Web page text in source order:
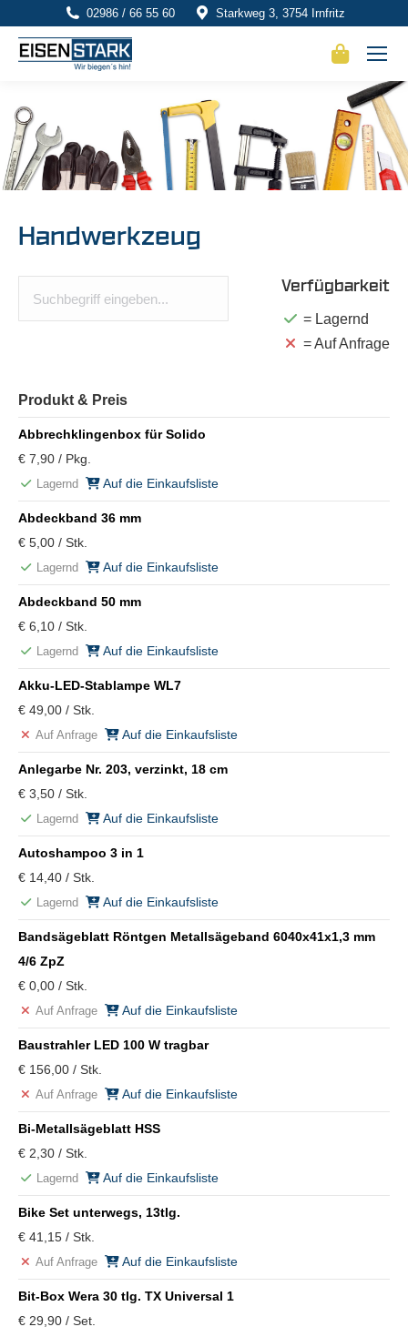
02986 / 66 55 60 Starkweg 3, 3754 Irnfritz
Handwerkzeug
Verfügbarkeit
= Lagernd
= Auf Anfrage
Produkt & Preis
Abbrechklingenbox für Solido
€ 7,90 / Pkg.
Lagernd Auf die Einkaufsliste
Abdeckband 36 mm
€ 5,00 / Stk.
Lagernd Auf die Einkaufsliste
Abdeckband 50 mm
€ 6,10 / Stk.
Lagernd Auf die Einkaufsliste
Akku-LED-Stablampe WL7
€ 49,00 / Stk.
Auf Anfrage Auf die Einkaufsliste
Anlegarbe Nr. 203, verzinkt, 18 cm
€ 3,50 / Stk.
Lagernd Auf die Einkaufsliste
Autoshampoo 3 in 1
€ 14,40 / Stk.
Lagernd Auf die Einkaufsliste
Bandsägeblatt Röntgen Metallsägeband 6040x41x1,3 mm
4/6 ZpZ
€ 0,00 / Stk.
Auf Anfrage Auf die Einkaufsliste
Baustrahler LED 100 W tragbar
€ 156,00 / Stk.
Auf Anfrage Auf die Einkaufsliste
Bi-Metallsägeblatt HSS
€ 2,30 / Stk.
Lagernd Auf die Einkaufsliste
Bike Set unterwegs, 13tlg.
€ 41,15 / Stk.
Auf Anfrage Auf die Einkaufsliste
Bit-Box Wera 30 tlg. TX Universal 1
€ 29,90 / Set.